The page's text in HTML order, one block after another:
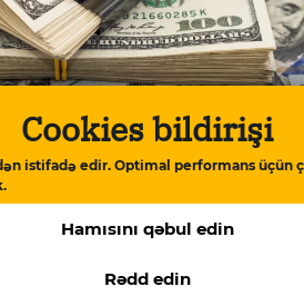
Cookies bildirişi
istifadə edir. Optimal performans üçün
Hamısını qəbul edin
Rədd edin
bankların isə dollar satışı